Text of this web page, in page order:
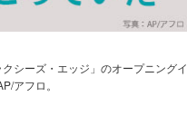
シーズ・エッジ」のオープニングイ
アフロ。